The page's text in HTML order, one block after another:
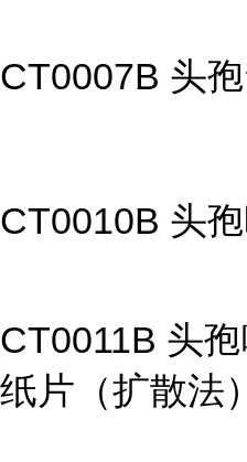
CT0007B 头
CT0010B 头
CT0011B 头
纸片（扩散法